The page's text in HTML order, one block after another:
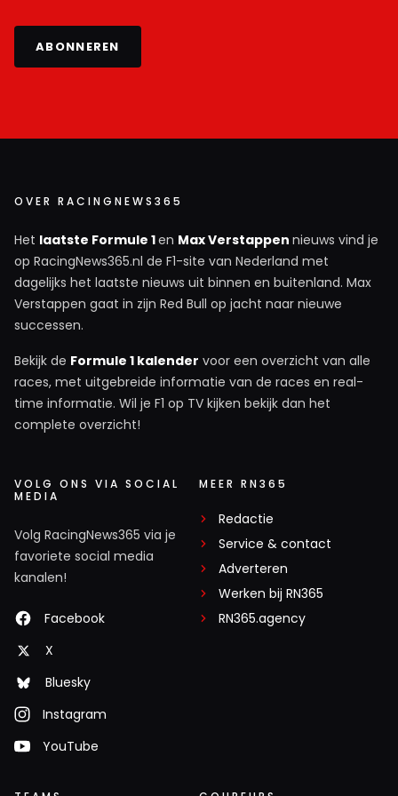
ABONNEREN
OVER RACINGNEWS365
Het laatste Formule 1en Max Verstappen nieuws vind je
op RacingNews365.nl de F1-site van Nederland met
dagelijks het laatste nieuws uit binnen en buitenland. Max
Verstappen gaat in zijn Red Bull op jacht naar nieuwe
successen.
Bekijk de Formule 1 kalender voor een overzicht van alle
races, met uitgebreide informatie van de races en real-
time informatie. Wil je F1 op TV kijken bekijk dan het
complete overzicht!
VOLG ONS VIA SOCIAL
MEDIA
Volg RacingNews365 via je
favoriete social media
kanalen!
Facebook
X
Bluesky
Instagram
YouTube
MEER RN365
Redactie
Service & contact
Adverteren
Werken bij RN365
RN365.agency